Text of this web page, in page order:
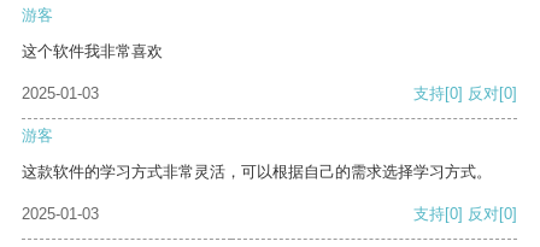
游客
这个软件我非常喜欢
2025-01-03 支持[0] 反对[0]
游客
这款软件的学习方式非常灵活，可以根据自己的需求选择学习方式。
2025-01-03 支持[0] 反对[0]